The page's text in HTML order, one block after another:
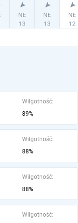
Wilgotność:
89%
Wilgotność:
88%
Wilgotność:
88%
Wilgotność: